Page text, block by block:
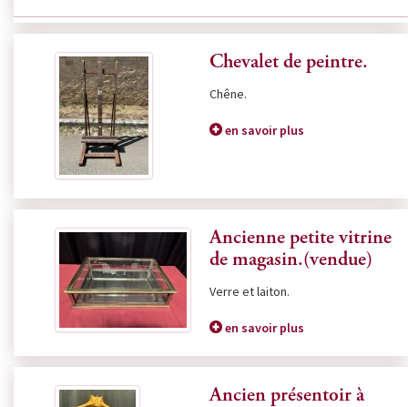
Chevalet de peintre.
Chêne.
en savoir plus
Ancienne petite vitrine
de magasin.(vendue)
Verre et laiton.
en savoir plus
Ancien présentoir à